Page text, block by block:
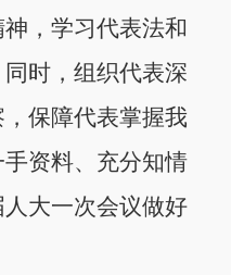
，学习代表法和
时，组织代表深
保障代表掌握我
资料、充分知情
大一次会议做好